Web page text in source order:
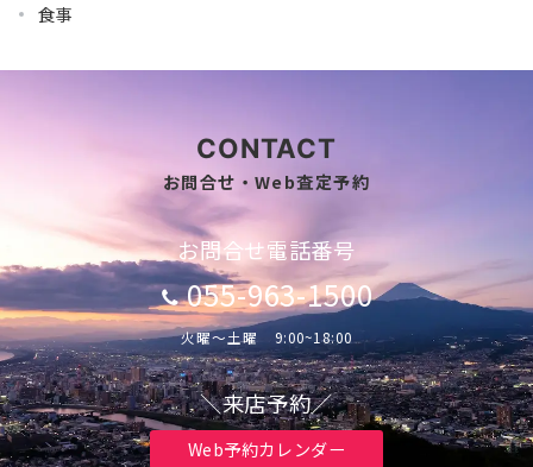
食事
CONTACT
お問合せ・Web査定予約
お問合せ電話番号
055-963-1500
火曜～土曜 9:00~18:00
＼来店予約／
Web予約カレンダー